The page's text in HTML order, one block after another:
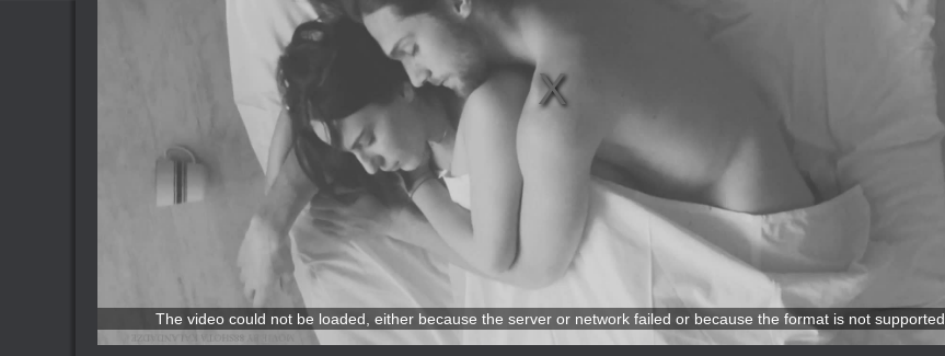
The video could not be loaded, either because the server or network failed or because the format is not supported.